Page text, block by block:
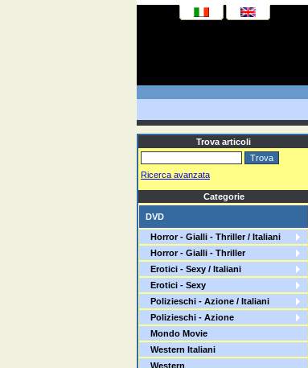
Trova articoli
Ricerca avanzata
Categorie
DVD
Horror - Gialli - Thriller / Italiani
Horror - Gialli - Thriller
Erotici - Sexy / Italiani
Erotici - Sexy
Polizieschi - Azione / Italiani
Polizieschi - Azione
Mondo Movie
Western Italiani
Western